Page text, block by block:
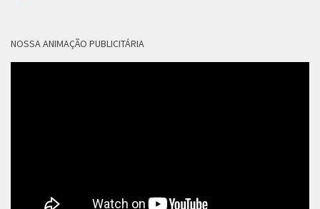
NOSSA ANIMAÇÃO PUBLICITÁRIA